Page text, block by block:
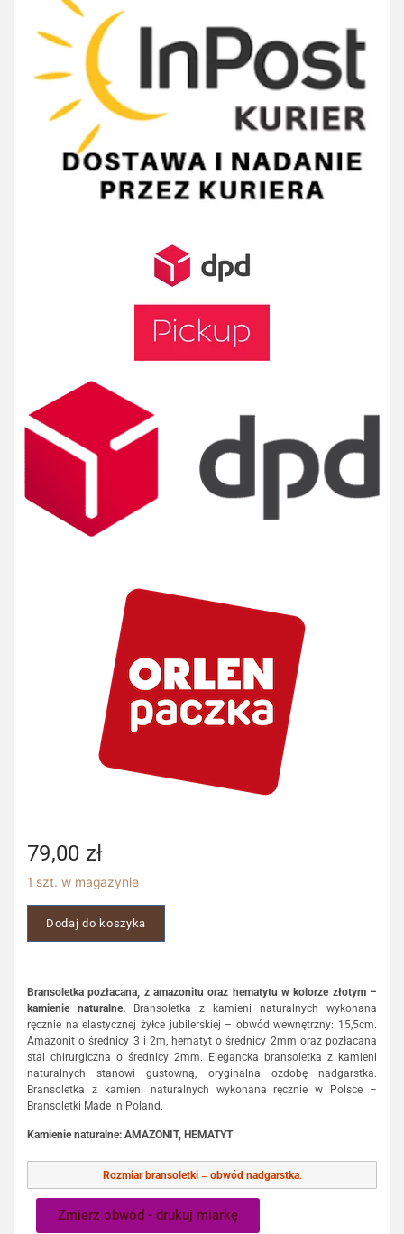
79,00 zł
1 szt. w magazynie
Dodaj do koszyka
Bransoletka pozłacana, z amazonitu oraz hematytu w kolorze złotym –
kamienie naturalne. Bransoletka z kamieni naturalnych wykonana
ręcznie na elastycznej żyłce jubilerskiej – obwód wewnętrzny: 15,5cm.
Amazonit o średnicy 3 i 2m, hematyt o średnicy 2mm oraz pozłacana
stal chirurgiczna o średnicy 2mm. Elegancka bransoletka z kamieni
naturalnych stanowi gustowną, oryginalna ozdobę nadgarstka.
Bransoletka z kamieni naturalnych wykonana ręcznie w Polsce –
Bransoletki Made in Poland.
Kamienie naturalne: AMAZONIT, HEMATYT
Rozmiar bransoletki= obwód nadgarstka.
Zmierz obwód - drukuj miarkę